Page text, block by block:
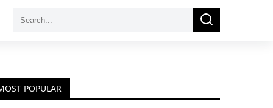
Search
Search
POPULAR